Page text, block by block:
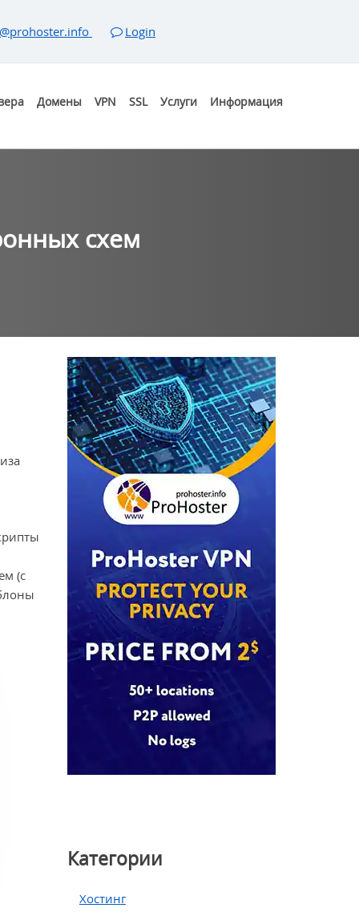
Login
Домены VPN SSL Услуги Информация
схем
Категории
Хостинг
(с